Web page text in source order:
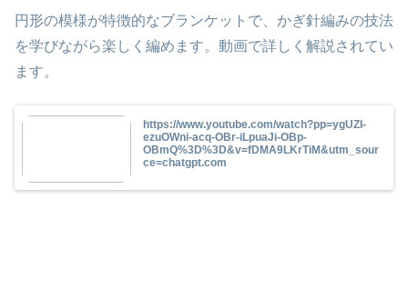
円形の模様が特徴的なブランケットで、かぎ針編みの技法
を学びながら楽しく編めます。動画で詳しく解説されてい
ます。
https://www.youtube.com/watch?pp=ygUZI-
ezuOWni-acq-OBr-iLpuaJi-OBp-
OBmQ%3D%3D&v=fDMA9LKrTiM&utm_sour
ce=chatgpt.com